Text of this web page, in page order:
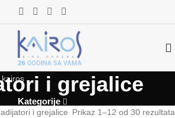
i grejalice
Kategorije
i grejalice Prikaz 1–12 od 30 rezultata